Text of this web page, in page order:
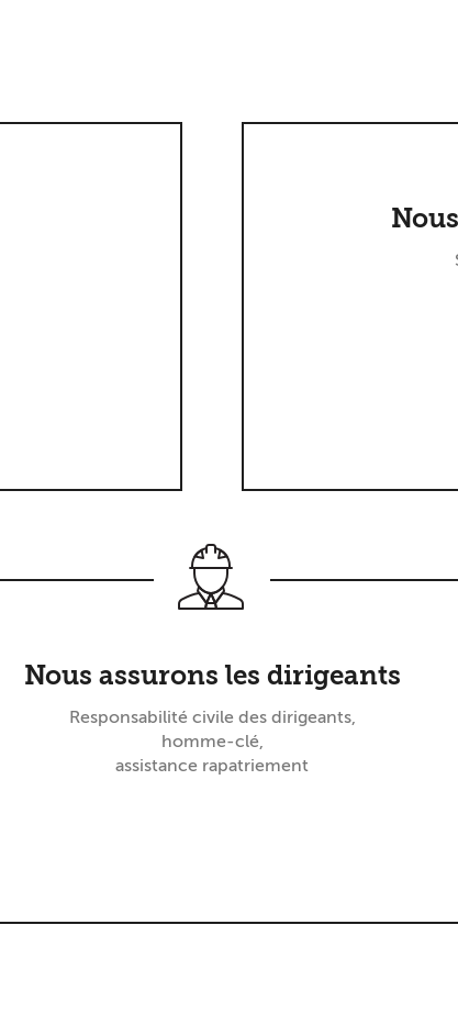
Nous assurons les dirigeants
Responsabilité civile des dirigeants,
homme-clé,
assistance rapatriement